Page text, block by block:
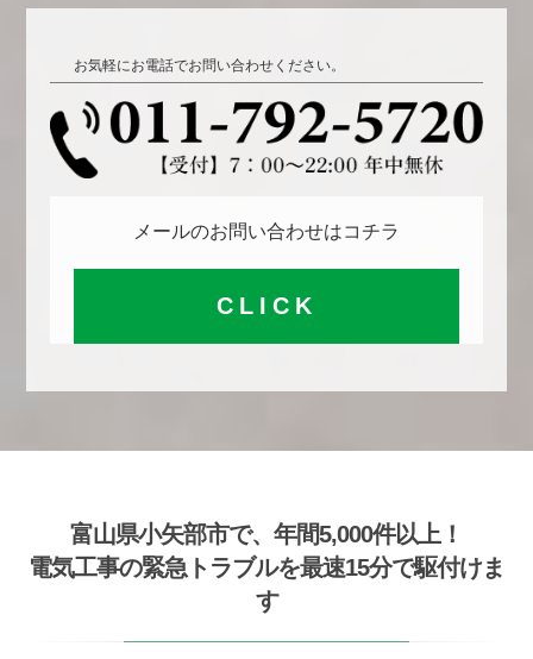
お気軽にお電話でお問い合わせください。
メールのお問い合わせはコチラ
CLICK
富山県小矢部市で、年間5,000件以上！
電気工事の緊急トラブルを最速15分で駆付けま
す